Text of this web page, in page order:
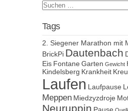
Tags
2. Siegener Marathon mit
BrickPi Dautenbach
Eis Fontane Garten Gewicht
Kindelsberg Krankheit
Laufen Laufpause
Meppen Miedzyzdroje
Neuruppin